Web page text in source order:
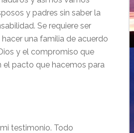
y padres sin saber la
Se requiere ser
una familia de acuerdo
y el compromiso que
el pacto que hacemos para
testimonio. Todo